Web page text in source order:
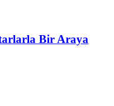
Bir Araya